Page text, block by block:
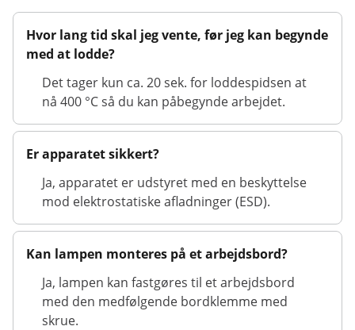
Hvor lang tid skal jeg vente, før jeg kan begynde
med at lodde?
Det tager kun ca. 20 sek. for loddespidsen at
nå 400 °C så du kan påbegynde arbejdet.
Er apparatet sikkert?
Ja, apparatet er udstyret med en beskyttelse
mod elektrostatiske afladninger (ESD).
Kan lampen monteres på et arbejdsbord?
Ja, lampen kan fastgøres til et arbejdsbord
med den medfølgende bordklemme med
skrue.